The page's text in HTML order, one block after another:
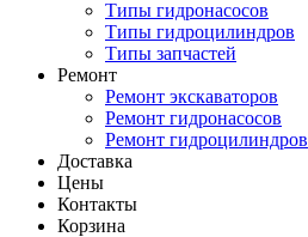
Типы гидронасосов
Типы гидроцилиндров
Типы запчастей
Ремонт
Ремонт экскаваторов
Ремонт гидронасосов
Ремонт гидроцилиндров
Доставка
Цены
Контакты
Корзина